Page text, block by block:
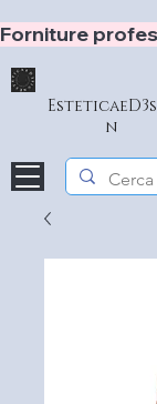
Forniture
n